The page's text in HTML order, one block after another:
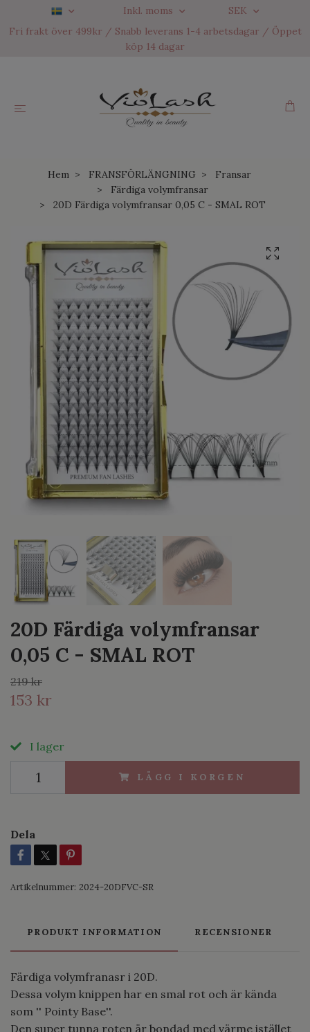
Inkl. moms
SEK
Fri frakt över 499kr / Snabb leverans 1-4 arbetsdagar / Öppet
köp 14 dagar
Hem FRANSFÖRLÄNGNING
Fransar
Färdiga volymfransar
20D Färdiga volymfransar 0,05 C - SMAL ROT
20D Färdiga volymfransar
0,05 C - SMAL ROT
219 kr
153 kr
I lager
LÄGG I KORGEN
Dela
Artikelnummer: 2024-20DFVC-SR
PRODUKT INFORMATION RECENSIONER
Färdiga volymfranasr i 20D.
Dessa volym knippen har en smal rot och är kända
som '' Pointy Base''.
Den super tunna roten är bondad med värme istället